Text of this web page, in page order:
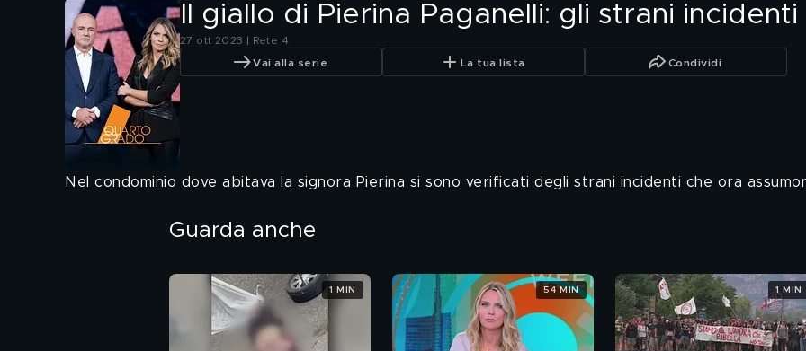
Il giallo di Pierina Paganelli: gli strani
27 ott 2023 | Rete 4
Vai alla serie La tua lista Condividi
Nel condominio dove abitava la signora Pierina si sono verificati degli strani incidenti che ora
Guarda anche
1 MIN 54 MIN 1 MIN